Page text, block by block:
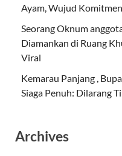
Ayam, Wujud
Seorang Oknum
Diamankan di Ruang
Viral
Kemarau Panjang ,
Siaga Penuh: Dilarang
Archives